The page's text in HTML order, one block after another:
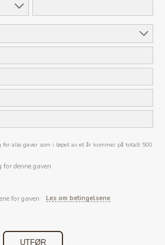
alle gaver som i løpet av et år kommer på totalt 500
for denne gaven
for gaven Les om betingelsene